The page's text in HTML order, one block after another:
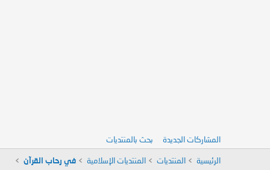
المشاركات الجديدة بحث بالمنتديات
الرئيسية المنتديات المنتديات الإسلامية في رحاب القرآن